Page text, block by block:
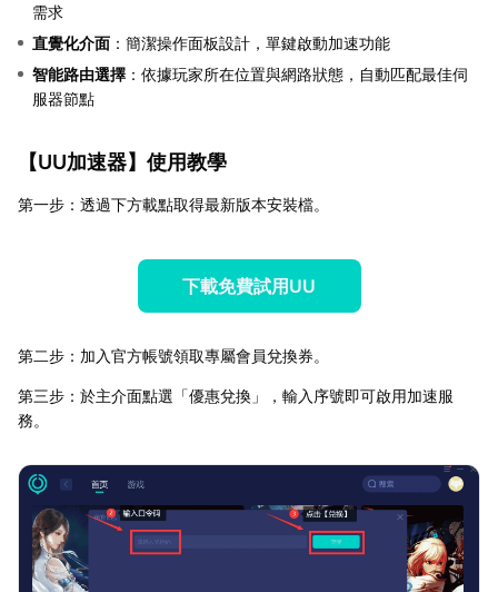
需求
直覺化介面 ：簡潔操作面板設計，單鍵啟動加速功能
智能路由選擇 ：依據玩家所在位置與網路狀態，自動匹配最佳伺
服器節點
【UU加速器】使用教學
第一步：透過下方載點取得最新版本安裝檔。
下載免費試用UU
第二步：加入官方帳號領取專屬會員兌換券。
第三步：於主介面點選「優惠兌換」，輸入序號即可啟用加速服
務。